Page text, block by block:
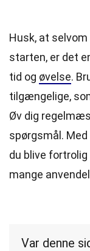
Husk, at
starten, er det
tid og øvelse.
tilgængelige,
Øv dig
spørgsmål.
du blive
mange
Var denne